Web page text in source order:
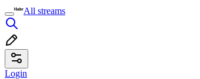
All streams
Login